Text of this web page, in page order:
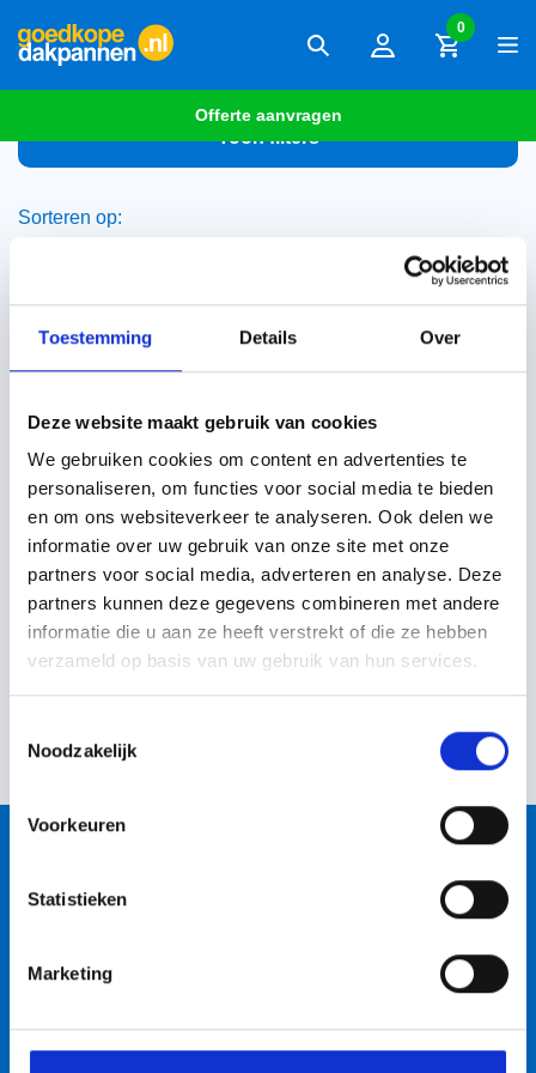
Toestemming Details Over
Deze website maakt gebruik van cookies
We gebruiken cookies om content en advertenties te
personaliseren, om functies voor social media te bieden
en om ons websiteverkeer te analyseren. Ook delen we
informatie over uw gebruik van onze site met onze
partners voor social media, adverteren en analyse. Deze
partners kunnen deze gegevens combineren met andere
informatie die u aan ze heeft verstrekt of die ze hebben
verzameld op basis van uw gebruik van hun services.
Noodzakelijk
Voorkeuren
Statistieken
Marketing
0
Offerte aanvragen
Toon filters
Sorteren op:
Combidakvoetprofiel 140
mm kunststof zwart
€6,80 incl. btw
Contact